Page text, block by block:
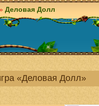
Деловая Долл
«Деловая Долл»